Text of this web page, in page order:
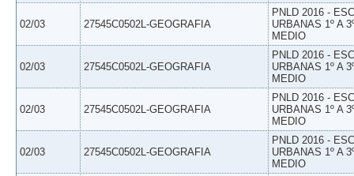
02/03 27545C0502L-GEOGRAFIA
PNLD 2016 -
URBANAS 1º A
MEDIO
02/03 27545C0502L-GEOGRAFIA
PNLD 2016 -
URBANAS 1º A
MEDIO
02/03 27545C0502L-GEOGRAFIA
PNLD 2016 -
URBANAS 1º A
MEDIO
02/03 27545C0502L-GEOGRAFIA
PNLD 2016 -
URBANAS 1º A
MEDIO